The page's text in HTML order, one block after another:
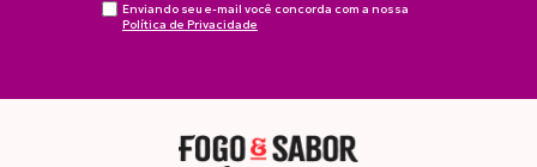
Enviando seu e-mail você concorda com a nossa
Política de Privacidade